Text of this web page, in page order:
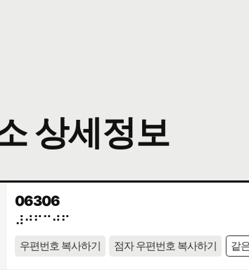
상세정보
06306
⠼⠚⠋⠉⠚⠋
우편번호 복사하기 점자 우편번호 복사하기 같